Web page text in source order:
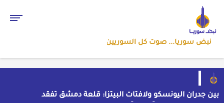
نبض سوريا... صوت كل السوريين
بين جدران اليونسكو ولافتات البيتزا: قلعة دمشق تفقد